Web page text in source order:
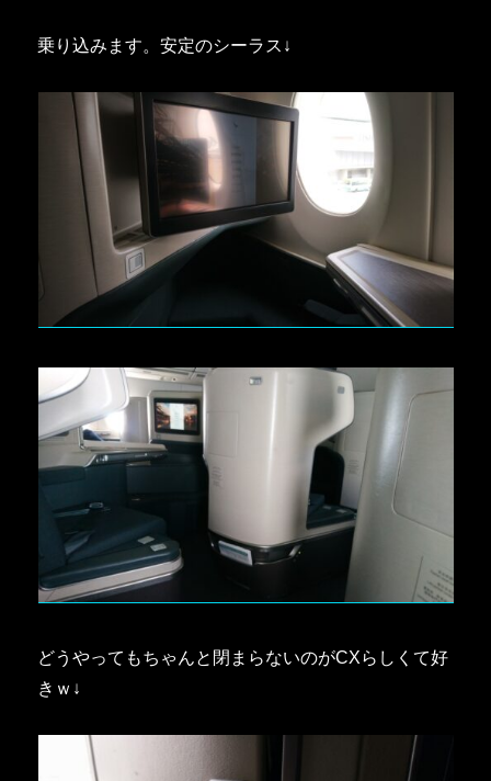
乗り込みます。安定のシーラス↓
どうやってもちゃんと閉まらないのがCXらしくて好
きｗ↓